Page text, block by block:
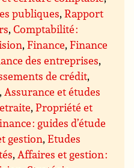
publiques,Rapport
,Comptabilité :
,Finance,Finance
des entreprises,
de crédit,
,Assurance et études
,Propriété et
: guides d’étude
gestion,Etudes
,Affaires et gestion :